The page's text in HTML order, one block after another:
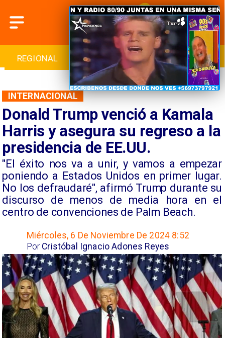
INTERNACIONAL DEPORTES CULTURA
Donald Trump venció a Kamala
Harris y asegura su regreso a la
presidencia de EE.UU.
​"El éxito nos va a unir, y vamos a empezar
poniendo a Estados Unidos en primer lugar.
No los defraudaré", afirmó Trump durante su
discurso de menos de media hora en el
centro de convenciones de Palm Beach.
INTERNACIONAL
Miércoles, 6 De Noviembre De 2024 8:52
Cristóbal Ignacio Adones Reyes
Por